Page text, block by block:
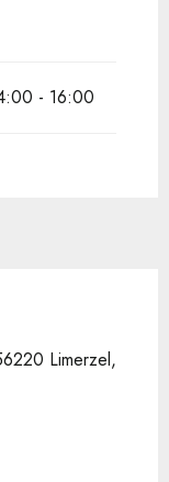
- 16:00
Limerzel,